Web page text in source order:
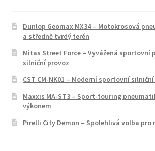
Dunlop Geomax MX34 – Motokrosová
a středně tvrdý terén
Mitas Street Force – Vyvážená sportovní
silniční provoz
CST CM-NK01 – Moderní sportovní
Maxxis MA-ST3 – Sport-touring
výkonem
Pirelli City Demon – Spolehlivá volba pro